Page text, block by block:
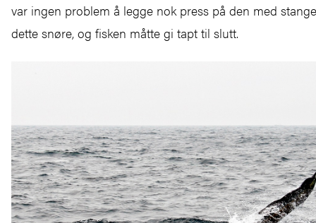
var ingen problem å legge nok press på den med
dette snøre, og fisken måtte gi tapt til slutt.